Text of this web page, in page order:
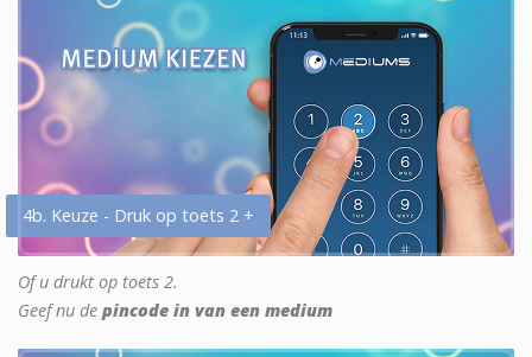
4b. Keuze - Druk op toets 2 +
Of u drukt op toets 2.
Geef nu de pincode in van een medium